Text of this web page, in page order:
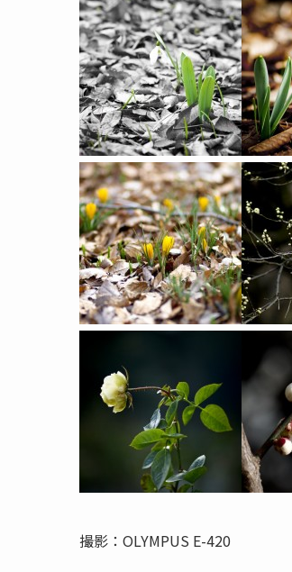
撮影：OLYMPUS E-420